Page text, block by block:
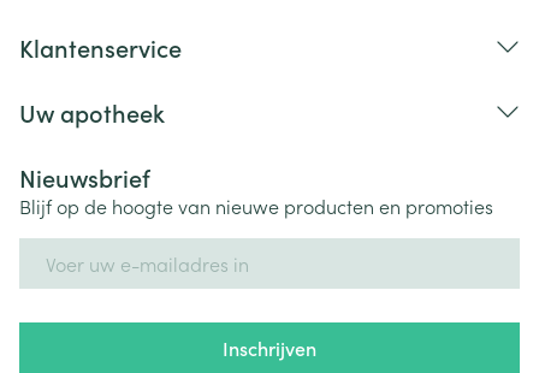
Klantenservice
Uw apotheek
Nieuwsbrief
Blijf op de hoogte van nieuwe producten en promoties
Inschrijven